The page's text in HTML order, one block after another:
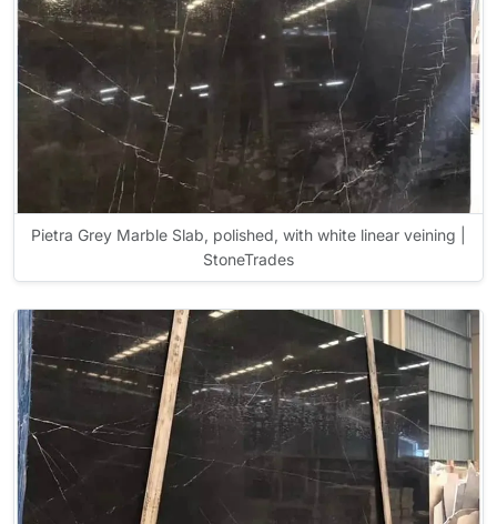
Pietra Grey Marble Slab, polished, with white linear veining |
StoneTrades